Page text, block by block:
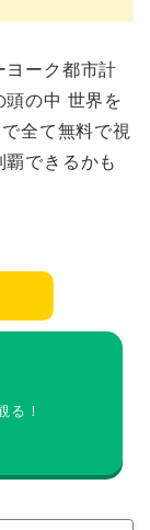
ーク都市計
の中 世界を
全て無料で視
できるかも
る！